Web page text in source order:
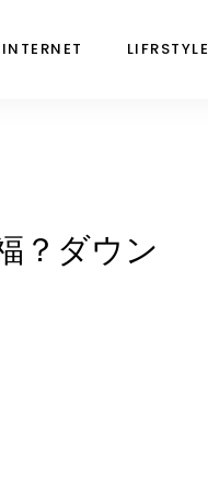
INTERNET LIFRSTYLE
？ダウン